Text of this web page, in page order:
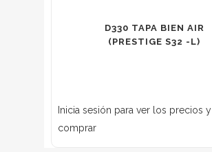
D330 TAPA BIEN AIR
(PRESTIGE S32 -L)
Inicia sesión para ver los precios y
comprar